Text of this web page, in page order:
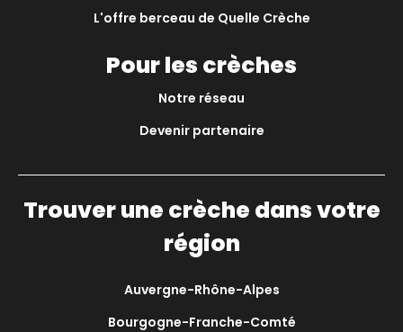
L'offre berceau de Quelle Crèche
Pour les crèches
Notre réseau
Devenir partenaire
Trouver une crèche dans votre
région
Auvergne-Rhône-Alpes
Bourgogne-Franche-Comté